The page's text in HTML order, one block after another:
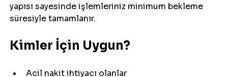
yapısı sayesinde işlemleriniz minimum bekleme
süresiyle tamamlanır.
Kimler İçin Uygun?
Acil nakit ihtiyacı olanlar